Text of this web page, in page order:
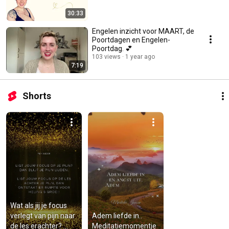
30:33
7:19
Engelen inzicht voor MAART, de
Poortdagen en Engelen-
Poortdag. 💕
103 views 1 year ago
Shorts
Wat als jij je focus
verlegt van pijn naar
de les erachter?
Adem liefde in..
Meditatiemomentje